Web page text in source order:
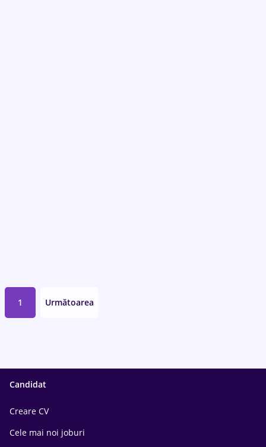
1 Următoarea
Candidat
Creare CV
Cele mai noi joburi